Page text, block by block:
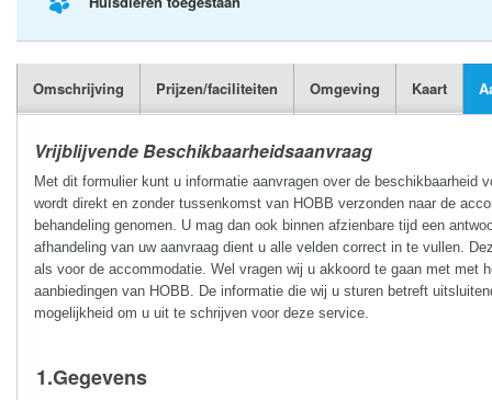
Omschrijving Prijzen/faciliteiten Omgeving Kaart
Vrijblijvende Beschikbaarheidsaanvraag
Met dit formulier kunt u informatie aanvragen over de beschikbaarheid
wordt direkt en zonder tussenkomst van HOBB verzonden naar de
behandeling genomen. U mag dan ook binnen afzienbare tijd een
afhandeling van uw aanvraag dient u alle velden correct in te vullen.
als voor de accommodatie. Wel vragen wij u akkoord te gaan met met
aanbiedingen van HOBB. De informatie die wij u sturen betreft
mogelijkheid om u uit te schrijven voor deze service.
1.Gegevens